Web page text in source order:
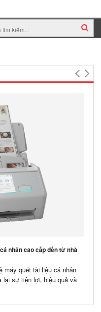
nhân cao cấp đến từ nhà
máy quét tài liệu cá nhân
lại sự tiện lợi, hiệu quả và
Cho